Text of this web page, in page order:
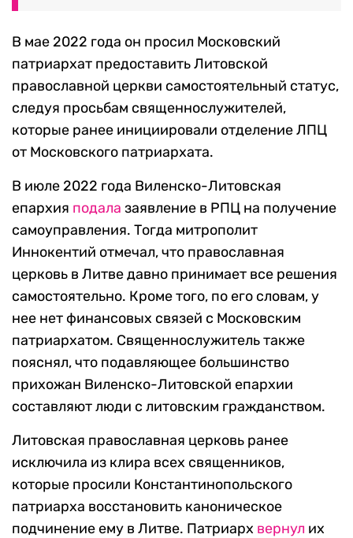
В мае 2022 года он просил Московский
патриархат предоставить Литовской
православной церкви самостоятельный статус,
следуя просьбам священнослужителей,
которые ранее инициировали отделение ЛПЦ
от Московского патриархата.
В июле 2022 года Виленско-Литовская
епархия подала заявление в РПЦ на получение
самоуправления. Тогда митрополит
Иннокентий отмечал, что православная
церковь в Литве давно принимает все решения
самостоятельно. Кроме того, по его словам, у
нее нет финансовых связей с Московским
патриархатом. Священнослужитель также
пояснял, что подавляющее большинство
прихожан Виленско-Литовской епархии
составляют люди с литовским гражданством.
Литовская православная церковь ранее
исключила из клира всех священников,
которые просили Константинопольского
патриарха восстановить каноническое
подчинение ему в Литве. Патриарх вернул их